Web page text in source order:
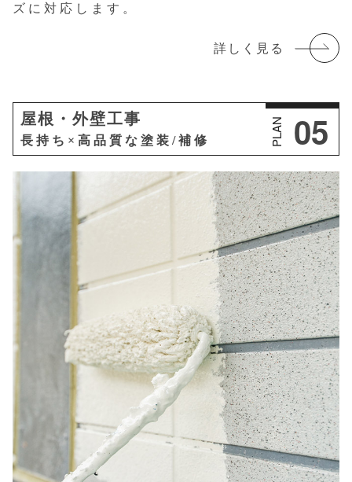
ズに対応します。
詳しく見る
屋根・外壁工事
長持ち×高品質な塗装/補修 PLAN 05